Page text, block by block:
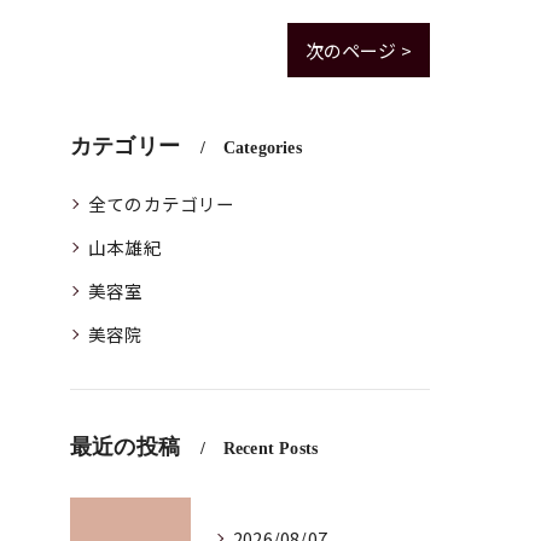
次のページ >
カテゴリー Categories
全てのカテゴリー
山本雄紀
美容室
美容院
最近の投稿 Recent Posts